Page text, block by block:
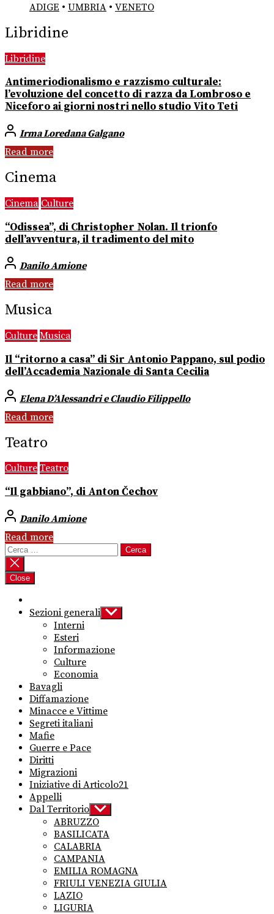
ADIGE • UMBRIA • VENETO
Libridine
Libridine
Antimeriodionalismo e razzismo culturale:
l’evoluzione del concetto di razza da Lombroso e
Niceforo ai giorni nostri nello studio Vito Teti
Irma Loredana Galgano
Read more
Cinema
Cinema Culture
“Odissea”, di Christopher Nolan. Il trionfo
dell’avventura, il tradimento del mito
Danilo Amione
Read more
Musica
Culture Musica
Il “ritorno a casa” di Sir Antonio Pappano, sul podio
dell’Accademia Nazionale di Santa Cecilia
Elena D’Alessandri e Claudio Filippello
Read more
Teatro
Culture Teatro
“Il gabbiano”, di Anton Čechov
Danilo Amione
Read more
Ricerca
per:
Close
Sezioni generali Show
sub
Interni
Esteri
Informazione
Culture
Economia
Bavagli
Diffamazione
Minacce e Vittime
Segreti italiani
Mafie
Guerre e Pace
Diritti
Migrazioni
Iniziative di Articolo21
Appelli
Dal Territorio Show
sub
menu
ABRUZZO
BASILICATA
CALABRIA
CAMPANIA
EMILIA ROMAGNA
FRIULI VENEZIA GIULIA
LAZIO
LIGURIA